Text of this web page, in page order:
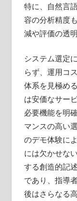
特に、自然言
容の分析精度
減や評価の透
システム選定
らず、運用コ
体系を見極め
は安価なサー
必要機能を明
マンスの高い
のデモ体験に
には欠かせな
する創造的記
であり、指導
後はさらなる